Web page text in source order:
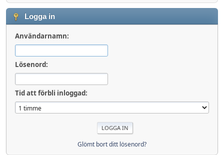
Logga in
Användarnamn:
Lösenord:
Tid att förbli inloggad:
Glömt bort ditt lösenord?